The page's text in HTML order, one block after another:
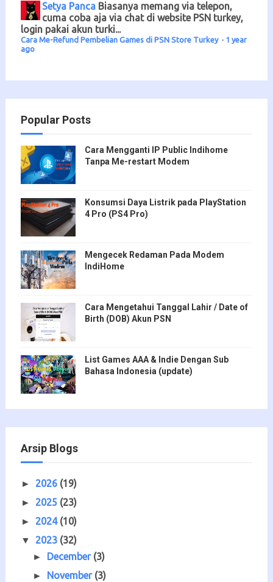
Setya Panca Biasanya memang via telepon,
cuma coba aja via chat di website PSN turkey,
login pakai akun turki...
Cara Me-Refund Pembelian Games di PSN Store Turkey · 1 year
ago
Popular Posts
Cara Mengganti IP Public Indihome
Tanpa Me-restart Modem
Konsumsi Daya Listrik pada PlayStation
4 Pro (PS4 Pro)
Mengecek Redaman Pada Modem
IndiHome
Cara Mengetahui Tanggal Lahir / Date of
Birth (DOB) Akun PSN
List Games AAA & Indie Dengan Sub
Bahasa Indonesia (update)
Arsip Blogs
► 2026 (19)
► 2025 (23)
► 2024 (10)
▼ 2023 (32)
► December (3)
► November (3)